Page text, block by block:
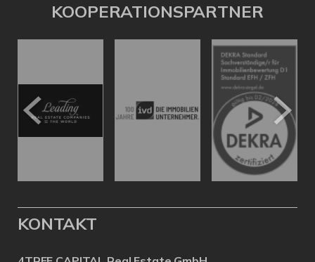
KOOPERATIONSPARTNER
KONTAKT